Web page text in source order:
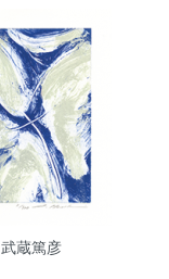
武蔵篤彦